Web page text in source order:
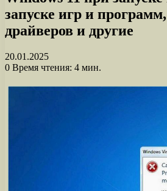
запуске игр и
драйверов и другие
20.01.2025
0 Время чтения: 4 мин.